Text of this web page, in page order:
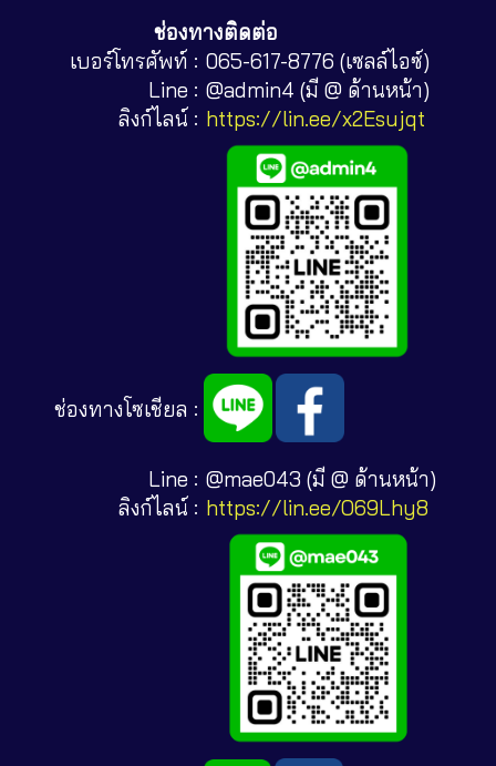
ช่องทางติดต่อ
เบอร์โทรศัพท์ : 065-617-8776 (เซลล์ไอซ์)
Line : @admin4 (มี @ ด้านหน้า)
ลิงก์ไลน์ : https://lin.ee/x2Esujqt
ช่องทางโซเชียล :
Line : @mae043 (มี @ ด้านหน้า)
ลิงก์ไลน์ : https://lin.ee/O69Lhy8